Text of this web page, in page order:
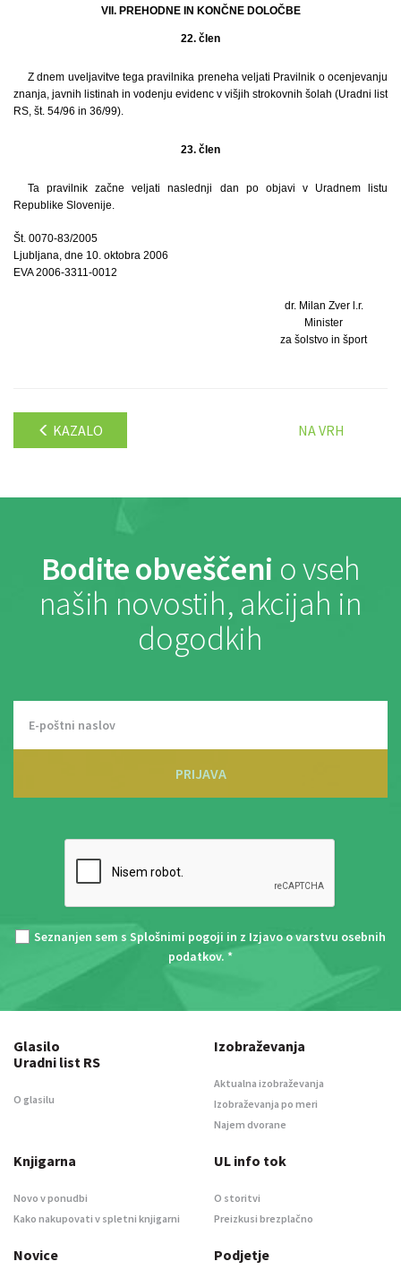
VII. PREHODNE IN KONČNE DOLOČBE
22. člen
Z dnem uveljavitve tega pravilnika preneha veljati Pravilnik o ocenjevanju
znanja, javnih listinah in vodenju evidenc v višjih strokovnih šolah (Uradni list
RS, št. 54/96 in 36/99).
23. člen
Ta pravilnik začne veljati naslednji dan po objavi v Uradnem listu
Republike Slovenije.
Št. 0070-83/2005
Ljubljana, dne 10. oktobra 2006
EVA 2006-3311-0012
dr. Milan Zver l.r.
Minister
za šolstvo in šport
KAZALO NA VRH
Bodite obveščeni o vseh
naših novostih, akcijah in
dogodkih
PRIJAVA
Seznanjen sem s Splošnimi pogoji in z Izjavo o varstvu osebnih
podatkov. *
Glasilo
Uradni list RS
O glasilu
Izobraževanja
Aktualna izobraževanja
Izobraževanja po meri
Najem dvorane
Knjigarna
Novo v ponudbi
Kako nakupovati v spletni knjigarni
UL info tok
O storitvi
Preizkusi brezplačno
Novice Podjetje